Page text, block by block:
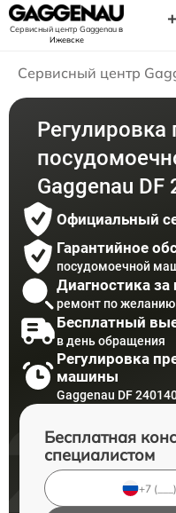
Сервисный центр Gaggenauв
Ижевске
Сервисный центр
Регулировка
Gaggenau DF
Официальный
Гарантийное
посудомоечной
Диагностика за
ремонт по желанию
Бесплатный
в день обращения
Регулировка
машины
Gaggenau DF
Бесплатная
специалистом